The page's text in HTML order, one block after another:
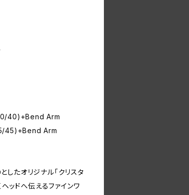
40)+Bend Arm
45)+Bend Arm
たオリジナル「クリスタ
ッドへ伝えるファインワ